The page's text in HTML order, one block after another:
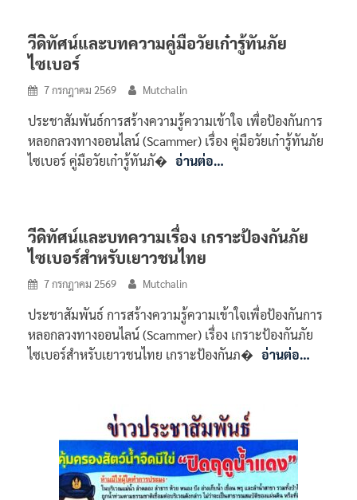
วีดิทัศน์และบทความคู่มือวัยเก๋ารู้ทันภัย
ไซเบอร์
7 กรกฎาคม 2569 Mutchalin
ประชาสัมพันธ์การสร้างความรู้ความเข้าใจ เพื่อป้องกันการ
หลอกลวงทางออนไลน์ (Scammer) เรื่อง คู่มือวัยเก๋ารู้ทันภัย
ไซเบอร์ คู่มือวัยเก๋ารู้ทันภั� อ่านต่อ…
วีดิทัศน์และบทความเรื่อง เกราะป้องกันภัย
ไซเบอร์สำหรับเยาวชนไทย
7 กรกฎาคม 2569 Mutchalin
ประชาสัมพันธ์ การสร้างความรู้ความเข้าใจเพื่อป้องกันการ
หลอกลวงทางออนไลน์ (Scammer) เรื่อง เกราะป้องกันภัย
ไซเบอร์สำหรับเยาวชนไทย เกราะป้องกันภ� อ่านต่อ…